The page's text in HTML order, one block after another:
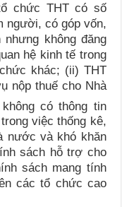
chức THT có số
người, có góp vốn,
không đăng
hệ kinh tế trong
khác; (ii) THT
nộp thuế cho Nhà
có thông tin
việc thống kê,
nước và khó khăn
sách hỗ trợ cho
sách mang tính
các tổ chức cao